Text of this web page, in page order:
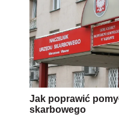
Jak poprawić
skarbowego